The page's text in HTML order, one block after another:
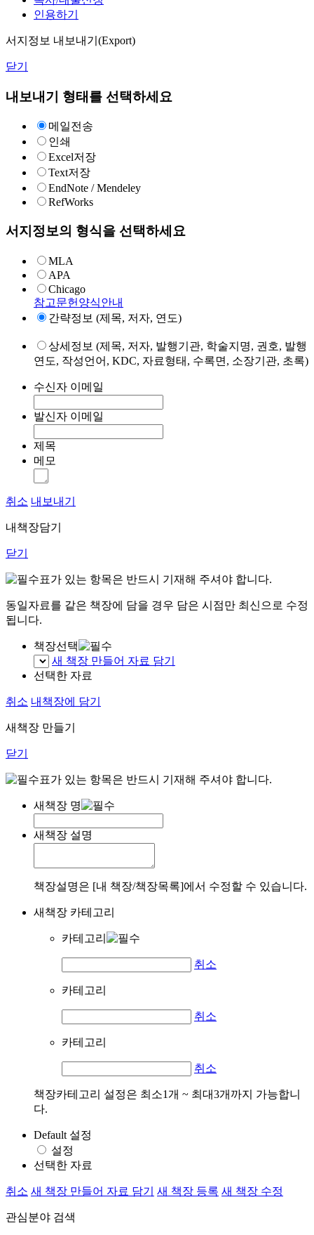
인용하기
서지정보 내보내기(Export)
닫기
내보내기 형태를 선택하세요
메일전송
인쇄
Excel저장
Text저장
EndNote / Mendeley
RefWorks
서지정보의 형식을 선택하세요
MLA
APA
Chicago
참고문헌양식안내
간략정보 (제목, 저자, 연도)
상세정보 (제목, 저자, 발행기관, 학술지명, 권호, 발행
연도, 작성언어, KDC, 자료형태, 수록면, 소장기관, 초록)
수신자 이메일
발신자 이메일
제목
메모
취소 내보내기
내책장담기
닫기
표가 있는 항목은 반드시 기재해 주셔야 합니다.
동일자료를 같은 책장에 담을 경우 담은 시점만 최신으로 수정
됩니다.
책장선택
새 책장 만들어 자료 담기
선택한 자료
취소 내책장에 담기
새책장 만들기
닫기
표가 있는 항목은 반드시 기재해 주셔야 합니다.
새책장 명
새책장 설명
책장설명은 [내 책장/책장목록]에서 수정할 수 있습니다.
새책장 카테고리
카테고리
취소
카테고리
취소
카테고리
취소
책장카테고리 설정은 최소1개 ~ 최대3개까지 가능합니
다.
Default 설정
설정
선택한 자료
취소 새 책장 만들어 자료 담기 새 책장 등록 새 책장 수정
관심분야 검색